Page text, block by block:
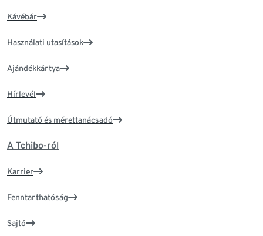
Kávébár
Használati utasítások
Ajándékkártya
Hírlevél
Útmutató és mérettanácsadó
A Tchibo-ról
Karrier
Fenntarthatóság
Sajtó